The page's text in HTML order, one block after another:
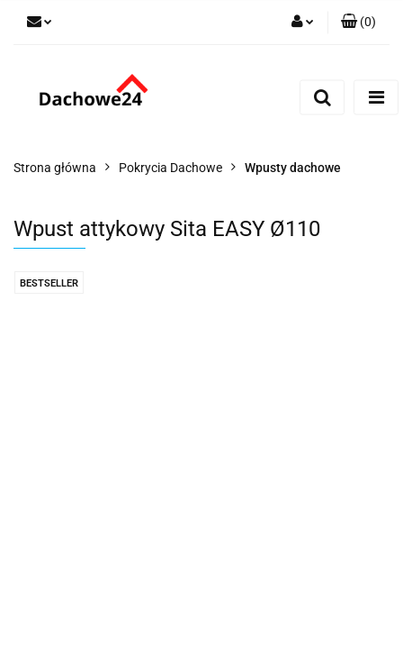
(0)
Strona główna Pokrycia Dachowe Wpusty dachowe
Wpust attykowy Sita EASY Ø110
BESTSELLER